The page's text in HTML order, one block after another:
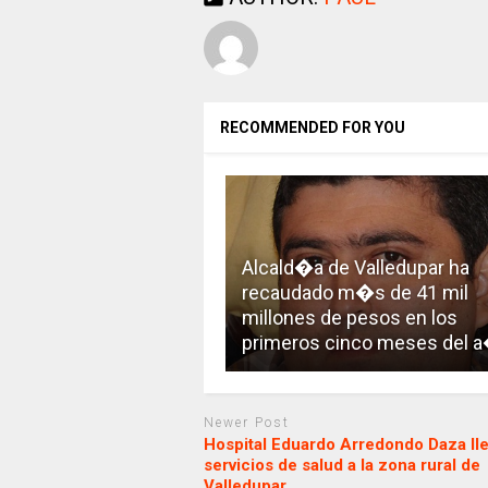
RECOMMENDED FOR YOU
Alcald�a de Valledupar ha
recaudado m�s de 41 mil
millones de pesos en los
primeros cinco meses del
Newer Post
Hospital Eduardo Arredondo Daza
servicios de salud a la zona rural de